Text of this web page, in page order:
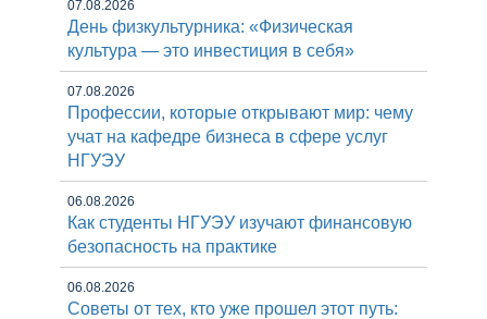
07.08.2026
День физкультурника: «Физическая
культура — это инвестиция в себя»
07.08.2026
Профессии, которые открывают мир: чему
учат на кафедре бизнеса в сфере услуг
НГУЭУ
06.08.2026
Как студенты НГУЭУ изучают финансовую
безопасность на практике
06.08.2026
Советы от тех, кто уже прошел этот путь: